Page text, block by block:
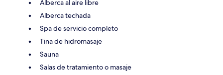
Alberca al aire libre
Alberca techada
Spa de servicio completo
Tina de hidromasaje
Sauna
Salas de tratamiento o masaje